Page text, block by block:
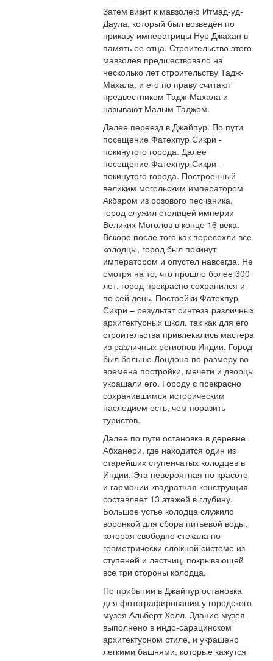
Затем визит к мавзолею Итмад-уд-
Даула, который был возведён по
приказу императрицы Нур Джахан в
память ее отца. Строительство этого
мавзолея предшествовало на
несколько лет строительству Тадж-
Махала, и его по праву считают
предвестником Тадж-Махала и
называют Малым Таджом.
Далее переезд в Джайпур. По пути
посещение Фатехпур Сикри -
покинутого города. Далее
посещение Фатехпур Сикри -
покинутого города. Построенный
великим могольским императором
Акбаром из розового песчаника,
город служил столицей империи
Великих Моголов в конце 16 века.
Вскоре после того как пересохли все
колодцы, город был покинут
императором и опустел навсегда. Не
смотря на то, что прошло более 300
лет, город прекрасно сохранился и
по сей день. Постройки Фатехпур
Сикри – результат синтеза различных
архитектурных школ, так как для его
строительства привлекались мастера
из различных регионов Индии. Город
был больше Лондона по размеру во
времена постройки, мечети и дворцы
украшали его. Городу с прекрасно
сохранившимся историческим
наследием есть, чем поразить
туристов.
Далее по пути остановка в деревне
Абханери, где находится один из
старейших ступенчатых колодцев в
Индии. Эта невероятная по красоте
и гармонии квадратная конструкция
составляет 13 этажей в глубину.
Большое устье колодца служило
воронкой для сбора питьевой воды,
которая свободно стекала по
геометрически сложной системе из
ступеней и лестниц, покрывающей
все три стороны колодца.
По прибытии в Джайпур остановка
для фотографирования у городского
музея Альберт Холл. Здание музея
выполнено в индо-сарацинском
архитектурном стиле, и украшено
легкими башнями, которые кажутся